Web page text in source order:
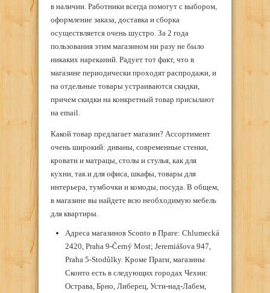
в наличии. Работники всегда помогут с выбором,
оформление заказа, доставка и сборка
осуществляется очень шустро. За 2 года
пользования этим магазином ни разу не было
никаких нареканий. Радует тот факт, что в
магазине периодически проходят распродажи, и
на отдельные товары устраиваются скидки,
причем скидки на конкретный товар присылают
на email.
Какой товар предлагает магазин? Ассортимент
очень широкий: диваны, современные стенки,
кровати и матрацы, столы и стулья, как для
кухни, так и для офиса, шкафы, товары для
интерьера, тумбочки и комоды, посуда. В общем,
в магазине вы найдете всю необходимую мебель
для квартиры.
Адреса магазинов Sconto в Праге: Chlumecká
2420, Praha 9-Černý Most; Jeremiášova 947,
Praha 5-Stodůlky. Кроме Праги, магазины
Сконто есть в следующих городах Чехии:
Острава, Брно, Либерец, Усти-над-Лабем,